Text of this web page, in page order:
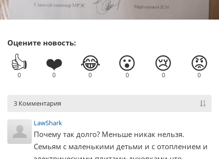
Оцените новость:
👍
0
❤️
0
😂
0
😮
0
😢
0
😡
0
3 Комментария
LawShark
Почему так долго? Меньше никак нельзя.
Семьям с маленькими детьми и с отоплением и